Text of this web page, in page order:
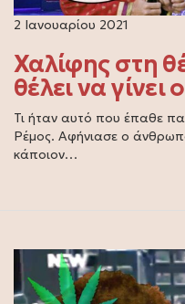
2 Ιανουαρίου 2021
Χαλίφης στη
θέλει να
Τι ήταν αυτό που έπαθε
Ρέμος. Αφήνιασε ο
κάποιον…